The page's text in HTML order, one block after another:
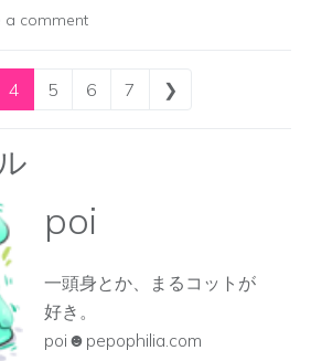
a comment
4 5 6 7 ❯
poi
一頭身とか、まるコットが
好き。
poi☻pepophilia.com